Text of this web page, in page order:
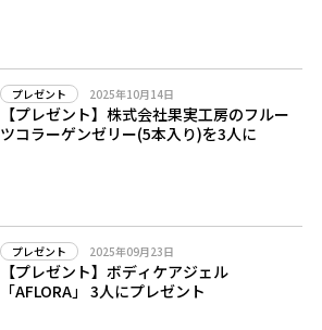
プレゼント 2025年10月14日
【プレゼント】株式会社果実工房のフルー
ツコラーゲンゼリー(5本入り)を3人に
プレゼント 2025年09月23日
【プレゼント】ボディケアジェル
「AFLORA」 3人にプレゼント